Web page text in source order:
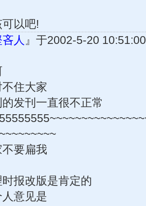
可以吧!
人 』于2002-5-20
住大家
发刊一直很不正常
不要扁我
报改版是肯定的
意见是